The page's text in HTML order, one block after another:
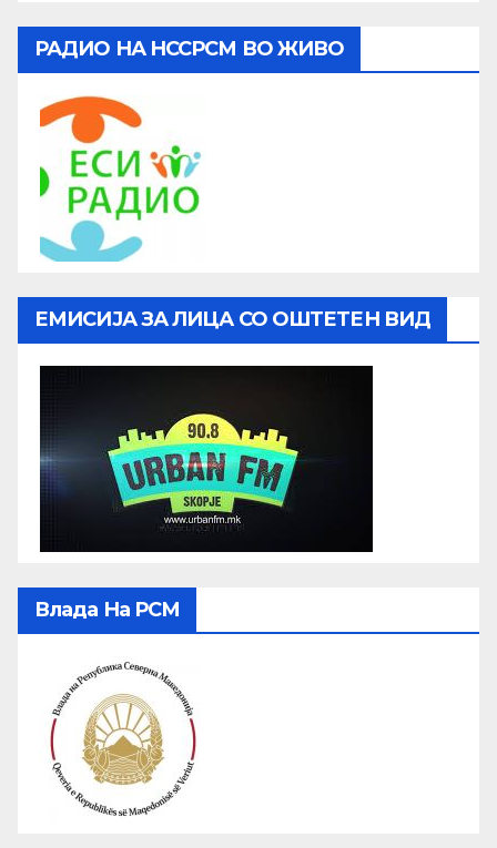
РАДИО НА НССРСМ ВО ЖИВО
ЕМИСИЈА ЗА ЛИЦА СО ОШТЕТЕН ВИД
Влада На РСМ